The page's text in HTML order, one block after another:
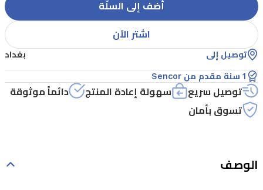
درجة
الحرارة
قابلة
للتعديل
من
120
إلى
مُنظم
أضف إلى السلّة
اشتر الآن
توصيل إلى بغداد
1 سنة مقدم من Sencor
توصيل سريع سهولة إعادة المنتج
دائماً موثوقة
تسوق بأمان
الوصف